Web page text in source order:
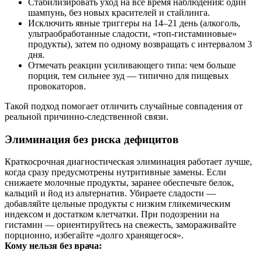
шампунь, без новых красителей и стайлинга.
Исключить явные триггеры на 14–21 день (алкоголь,
ультраобработанные сладости, «топ‑гистаминовые»
продукты), затем по одному возвращать с интервалом 3
дня.
Отмечать реакции усиливающего типа: чем больше
порция, тем сильнее зуд — типично для пищевых
провокаторов.
Такой подход помогает отличить случайные совпадения от
реальной причинно‑следственной связи.
Элиминация без риска дефицитов
Краткосрочная диагностическая элиминация работает лучше,
когда сразу предусмотрены нутритивные замены. Если
снижаете молочные продукты, заранее обеспечьте белок,
кальций и йод из альтернатив. Убираете сладости —
добавляйте цельные продукты с низким гликемическим
индексом и достатком клетчатки. При подозрении на
гистамин — ориентируйтесь на свежесть, замораживайте
порционно, избегайте «долго хранящегося».
Кому нельзя без врача: